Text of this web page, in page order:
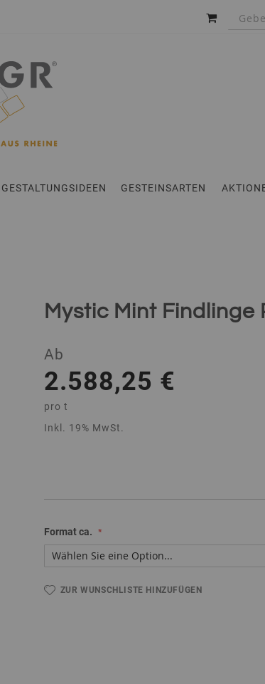
GESTALTUNGSIDEEN GESTEINSARTEN
Mystic Mint Findlinge
Ab
2.588,25 €
pro t
Inkl. 19% MwSt.
Format ca.
ZUR WUNSCHLISTE HINZUFÜGEN